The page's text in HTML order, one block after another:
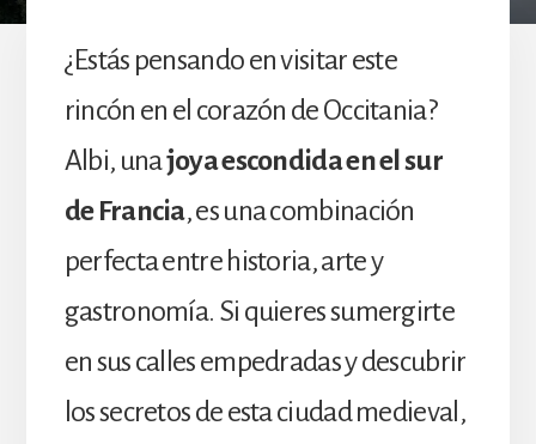
¿Estás pensando en visitar este
rincón en el corazón de Occitania?
Albi, unajoya escondida en el sur
de Francia, es una combinación
perfecta entre historia, arte y
gastronomía. Si quieres sumergirte
en sus calles empedradas y descubrir
los secretos de esta ciudad medieval,